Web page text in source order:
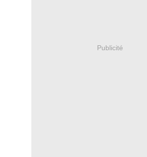
Publicité